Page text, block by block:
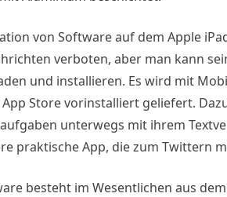
von Software auf dem Apple
verboten, aber man kann
und installieren. Es wird mit
Store vorinstalliert geliefert.
unterwegs mit ihrem
praktische App, die zum Twittern
besteht im Wesentlichen aus